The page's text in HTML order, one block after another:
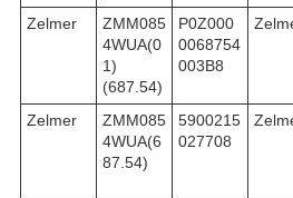
Zelmer
ZMM085
4WUA(0
1)
(687.54)
P0Z000
0068754
003B8
Zelmer
ZMM085
4WUA(6
87.54)
5900215
027708